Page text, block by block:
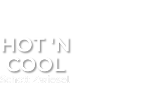
HOT 'N
COOL
Schott Zwiesel